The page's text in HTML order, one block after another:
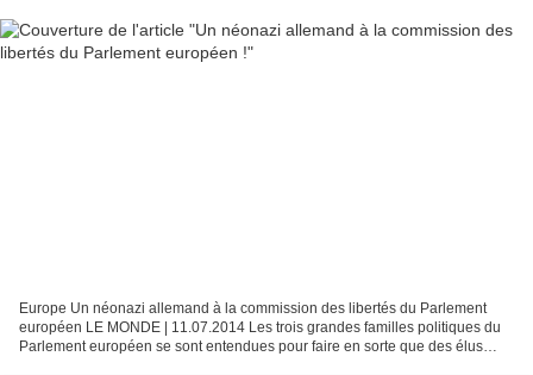
Europe Un néonazi allemand à la commission des libertés du Parlement
européen LE MONDE | 11.07.2014 Les trois grandes familles politiques du
Parlement européen se sont entendues pour faire en sorte que des élus